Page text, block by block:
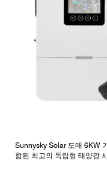
Sunnysky Solar 도매 6KW
함된 최고의 독립형 태양광